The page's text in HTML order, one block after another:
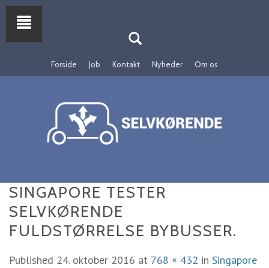
Forside Job Kontakt Nyheder Om os
SINGAPORE TESTER
SELVKØRENDE
FULDSTØRRELSE BYBUSSER.
Published 24. oktober 2016 at 768 × 432 in Singapore